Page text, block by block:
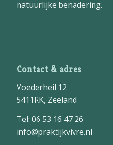
natuurlijke benadering.
Contact & adres
Voederheil 12
5411RK, Zeeland
Tel: 06 53 16 47 26
info@praktijkvivre.nl